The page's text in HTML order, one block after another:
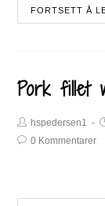
FORTSETT Å
Pork fillet
hspedersen1
0 Kommentarer